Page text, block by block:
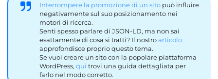
Interrompere la promozione di un sito può influire
negativamente sul suo posizionamento nei
motori di ricerca.
Senti spesso parlare di JSON-LD, ma non sai
esattamente di cosa si tratti? Il nostroarticolo
approfondisce proprio questo tema.
Se vuoi creare un sito con la popolare piattaforma
WordPress, qui trovi una guida dettagliata per
farlo nel modo corretto.